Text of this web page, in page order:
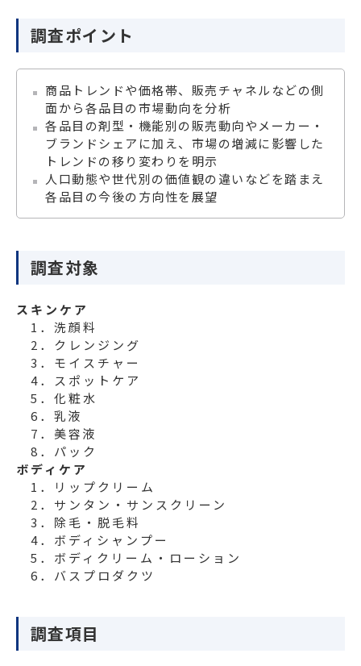
調査ポイント
商品トレンドや価格帯、販売チャネルなどの側
面から各品目の市場動向を分析
各品目の剤型・機能別の販売動向やメーカー・
ブランドシェアに加え、市場の増減に影響した
トレンドの移り変わりを明示
人口動態や世代別の価値観の違いなどを踏まえ
各品目の今後の方向性を展望
調査対象
スキンケア
1．洗顔料
2．クレンジング
3．モイスチャー
4．スポットケア
5．化粧水
6．乳液
7．美容液
8．パック
ボディケア
1．リップクリーム
2．サンタン・サンスクリーン
3．除毛・脱毛料
4．ボディシャンプー
5．ボディクリーム・ローション
6．バスプロダクツ
調査項目